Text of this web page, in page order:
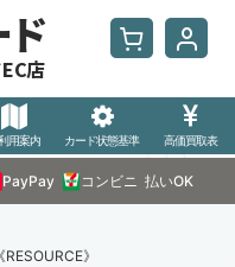
店
用案内 カード状態基準 高価買取表
PayPay コンビニ 払いOK
》